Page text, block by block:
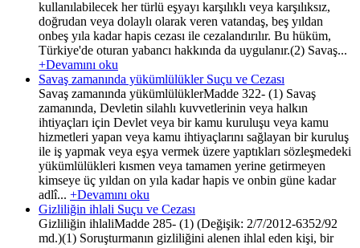
kullanılabilecek her türlü eşyayı karşılıklı veya karşılıksız,
doğrudan veya dolaylı olarak veren vatandaş, beş yıldan
onbeş yıla kadar hapis cezası ile cezalandırılır. Bu hüküm,
Türkiye'de oturan yabancı hakkında da uygulanır.(2) Savaş...
+Devamını oku
Savaş zamanında yükümlülükler Suçu ve Cezası
Savaş zamanında yükümlülüklerMadde 322- (1) Savaş
zamanında, Devletin silahlı kuvvetlerinin veya halkın
ihtiyaçları için Devlet veya bir kamu kuruluşu veya kamu
hizmetleri yapan veya kamu ihtiyaçlarını sağlayan bir kuruluş
ile iş yapmak veya eşya vermek üzere yaptıkları sözleşmedeki
yükümlülükleri kısmen veya tamamen yerine getirmeyen
kimseye üç yıldan on yıla kadar hapis ve onbin güne kadar
adlî... +Devamını oku
Gizliliğin ihlali Suçu ve Cezası
Gizliliğin ihlaliMadde 285- (1) (Değişik: 2/7/2012-6352/92
md.)(1) Soruşturmanın gizliliğini alenen ihlal eden kişi, bir